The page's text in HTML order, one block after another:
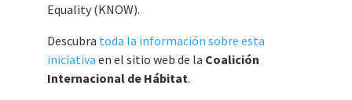
Equality (KNOW).
Descubra toda la información sobre esta
iniciativa en el sitio web de la Coalición
Internacional de Hábitat.